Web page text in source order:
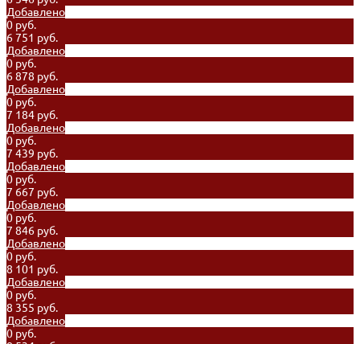
Добавлено
0 руб.
6 751 руб.
Добавлено
0 руб.
6 878 руб.
Добавлено
0 руб.
7 184 руб.
Добавлено
0 руб.
7 439 руб.
Добавлено
0 руб.
7 667 руб.
Добавлено
0 руб.
7 846 руб.
Добавлено
0 руб.
8 101 руб.
Добавлено
0 руб.
8 355 руб.
Добавлено
0 руб.